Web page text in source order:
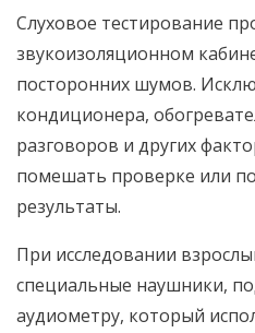
Слуховое тестирование
звукоизоляционном
посторонних шумов.
кондиционера,
разговоров и других
помешать проверке или
результаты.
При исследовании
специальные наушники,
аудиометру, который